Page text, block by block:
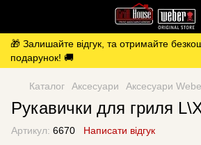
🎁 Залишайте відгук, та отримайте
подарунок! 🚚
Каталог Аксесуари Аксесуари
Рукавички для гриля
Артикул: 6670 Написати відгук